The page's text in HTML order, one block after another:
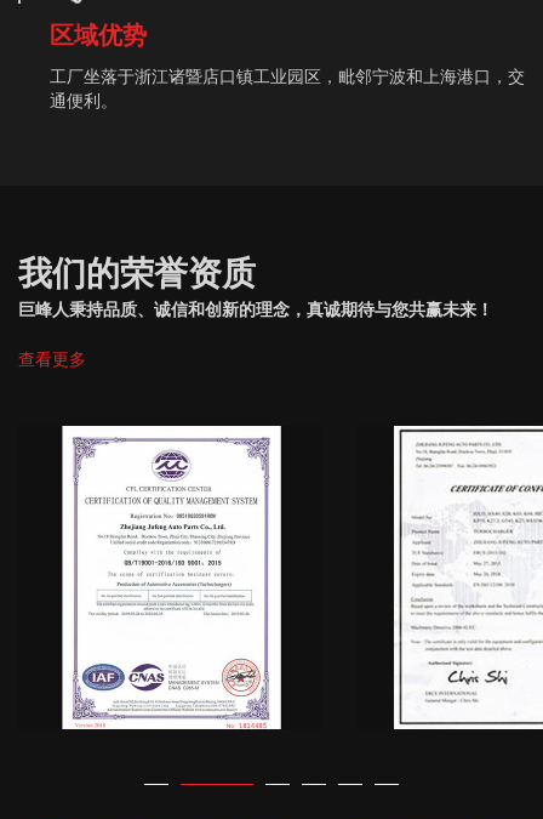
区域优势
工厂坐落于浙江诸暨店口镇工业园区，毗邻宁波和上海港口，交
通便利。
我们的荣誉资质
巨峰人秉持品质、诚信和创新的理念，真诚期待与您共赢未来！
查看更多